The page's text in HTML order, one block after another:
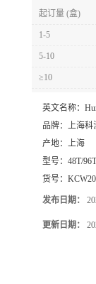
起订量 (盒)
1-5
5-10
≥10
英文名称：
品牌：
上海
产地：
上海
型号： 48T/96T
货号：
发布日期：
更新日期：